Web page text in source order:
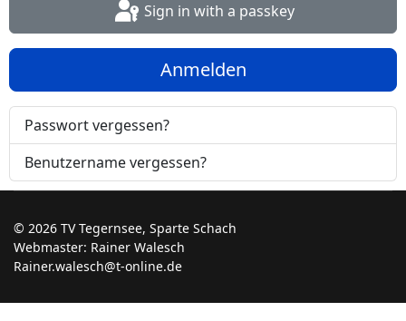
Sign in with a passkey
Anmelden
Passwort vergessen?
Benutzername vergessen?
© 2026 TV Tegernsee, Sparte Schach
Webmaster: Rainer Walesch
Rainer.walesch@t-online.de